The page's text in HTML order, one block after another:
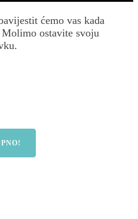
ćemo vas kada
ostavite svoju